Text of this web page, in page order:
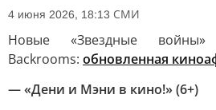
4 июня 2026, 18:13 СМИ
Новые «Звездные войны»
Backrooms: обновленная
— «Дени и Мэни в кино!» (6+)